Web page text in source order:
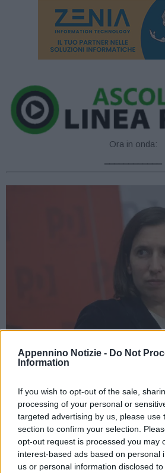
Appennino Notizie - Do Not
Information
If you wish to opt-out of the sale,
processing of your personal or
targeted advertising by us, please use
section to confirm your selection.
opt-out request is processed you may
interest-based ads based on personal
us or personal information disclosed
Ora in onda:
europea basata su una risoluzione delle
missione difensiva che vuole tutelare la
Nei nostri emendamenti abbiamo
diplomatico molto più forte per un
Non possiamo continuare ad assistere
civili”. Lo ha detto Elly Schlein,